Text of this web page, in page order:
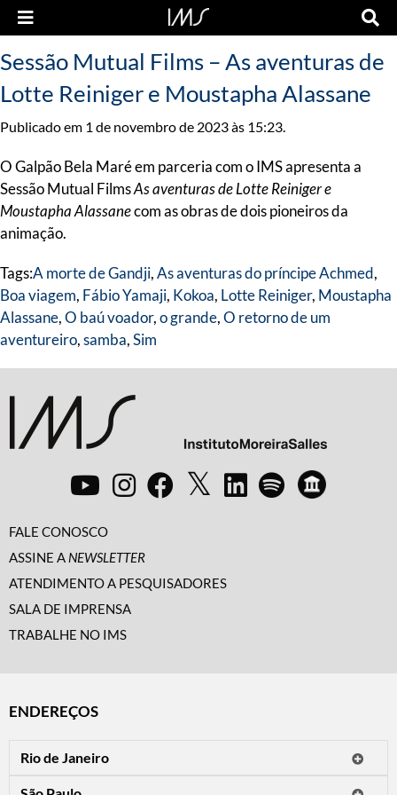
Sessão Mutual Films – As aventuras de
Lotte Reiniger e Moustapha Alassane
Publicado em 1 de novembro de 2023 às 15:23.
O Galpão Bela Maré em parceria com o IMS apresenta a
Sessão Mutual FilmsAs aventuras de Lotte Reiniger e
Moustapha Alassanecom as obras de dois pioneiros da
animação.
Tags:A morte de Gandji,As aventuras do príncipe Achmed,
Boa viagem, Fábio Yamaji, Kokoa, Lotte Reiniger, Moustapha
Alassane,O baú voador,o grande,O retorno de um
aventureiro,samba,Sim
FALE CONOSCO
ASSINE A NEWSLETTER
ATENDIMENTO A PESQUISADORES
SALA DE IMPRENSA
TRABALHE NO IMS
ENDEREÇOS
Rio de Janeiro